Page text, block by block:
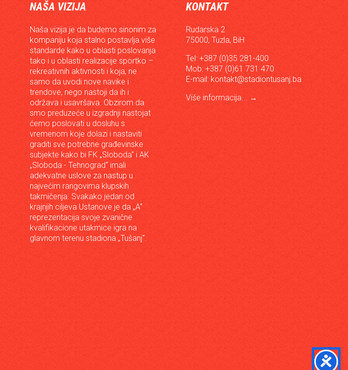
NAŠA VIZIJA
Naša vizija je da budemo sinonim za
kompaniju koja stalno postavlja više
standarde kako u oblasti poslovanja
tako i u oblasti realizacije sportko –
rekreativnih aktivnosti i koja, ne
samo da uvodi nove navike i
trendove, nego nastoji da ih i
održava i usavršava. Obzirom da
smo preduzeće u izgradnji nastojat
ćemo poslovati u dosluhu s
vremenom koje dolazi i nastaviti
graditi sve potrebne građevinske
subjekte kako bi FK „Sloboda“ i AK
„Sloboda - Tehnograd“ imali
adekvatne uslove za nastup u
najvećim rangovima klupskih
takmičenja. Svakako jedan od
krajnjih ciljeva Ustanove je da „A“
reprezentacija svoje zvanične
kvalifikacione utakmice igra na
glavnom terenu stadiona „Tušanj“.
KONTAKT
Rudarska 2
75000, Tuzla, BiH
Tel: +387 (0)35 281-400
Mob: +387 (0)61 731 470
E-mail: kontakt@stadiontusanj.ba
Više informacija... →